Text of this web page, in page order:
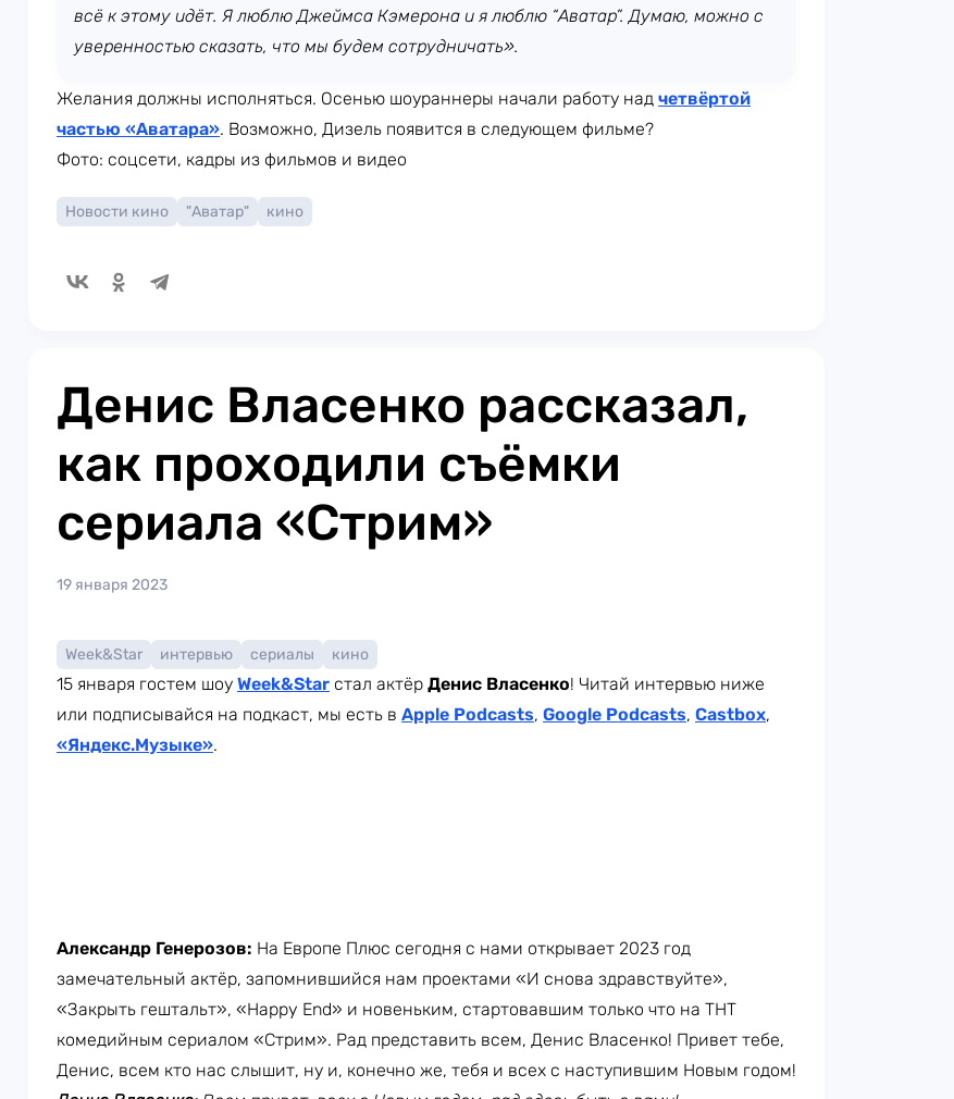
всё к этому идёт. Я люблю Джеймса Кэмерона и я люблю “Аватар”. Думаю, можно с
уверенностью сказать, что мы будем сотрудничать».
Желания должны исполняться. Осенью шоураннеры начали работу над четвёртой
частью «Аватара». Возможно, Дизель появится в следующем фильме?
Фото: соцсети, кадры из фильмов и видео
Новости кино "Аватар" кино
Денис Власенко рассказал,
как проходили съёмки
сериала «Стрим»
19 января 2023
Week&Star интервью сериалы кино
15 января гостем шоу Week&Star стал актёр Денис Власенко! Читай интервью ниже
или подписывайся на подкаст, мы есть в Apple Podcasts, Google Podcasts, Castbox,
«Яндекс.Музыке».
Александр Генерозов: На Европе Плюс сегодня с нами открывает 2023 год
замечательный актёр, запомнившийся нам проектами «И снова здравствуйте»,
«Закрыть гештальт», «Happy End» и новеньким, стартовавшим только что на ТНТ
комедийным сериалом «Стрим». Рад представить всем, Денис Власенко! Привет тебе,
Денис, всем кто нас слышит, ну и, конечно же, тебя и всех с наступившим Новым годом!